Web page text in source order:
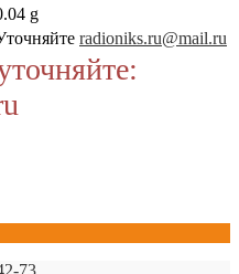
g
radioniks.ru@mail.ru
73